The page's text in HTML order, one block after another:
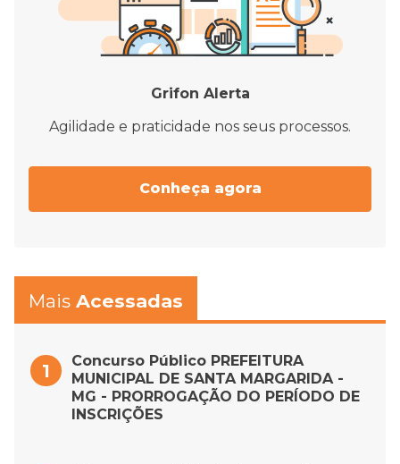
Grifon Alerta
Agilidade e praticidade nos seus processos.
Conheça agora
Mais Acessadas
Concurso Público PREFEITURA
MUNICIPAL DE SANTA MARGARIDA -
MG - PRORROGAÇÃO DO PERÍODO DE
INSCRIÇÕES